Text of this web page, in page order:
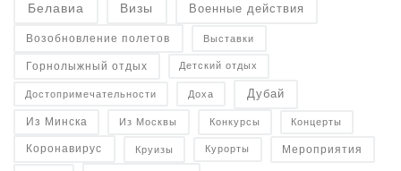
Белавиа Визы Военные действия
Возобновление полетов Выставки
Горнолыжный отдых Детский отдых
Достопримечательности Доха Дубай
Из Минска Из Москвы Конкурсы Концерты
Коронавирус Круизы Курорты Мероприятия